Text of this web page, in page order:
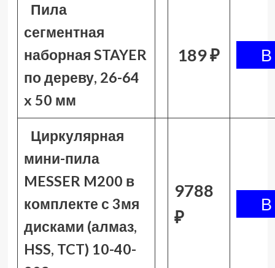
Пила
сегментная
наборная STAYER
по дереву, 26-64
x 50 мм
189 ₽
Циркулярная
мини-пила
MESSER M200 в
комплекте с 3мя
дисками (алмаз,
HSS, TCT) 10-40-
9788
₽